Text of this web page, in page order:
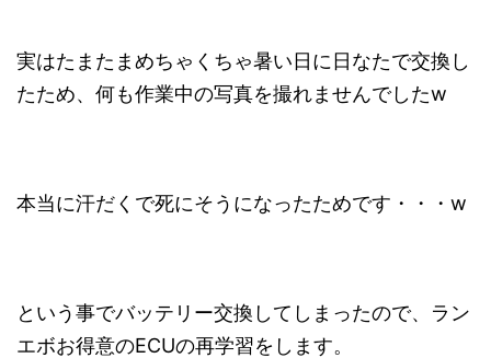
実はたまたまめちゃくちゃ暑い日に日なたで交換し
たため、何も作業中の写真を撮れませんでしたw
本当に汗だくで死にそうになったためです・・・w
という事でバッテリー交換してしまったので、ラン
エボお得意のECUの再学習をします。